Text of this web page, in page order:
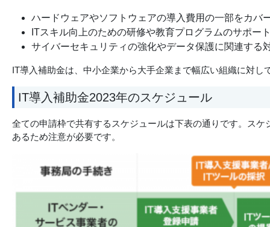
ハードウェアやソフトウェアの導入費用の一部をカバ
ITスキル向上のための研修や教育プログラムのサポー
サイバーセキュリティの強化やデータ保護に関連する
IT導入補助金は、中小企業から大手企業まで幅広い組織に対
IT導入補助金2023年のスケジュール
全ての申請枠で共有するスケジュールは下表の通りです。ス
あるため注意が必要です。